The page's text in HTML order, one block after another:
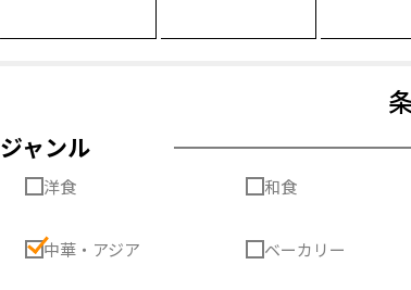
ジャンル
洋食 和食
中華・アジア ベーカリー